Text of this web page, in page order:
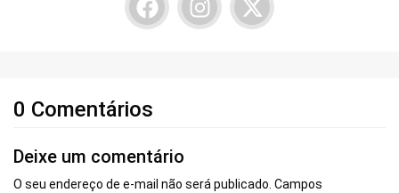
0 Comentários
Deixe um comentário
O seu endereço de e-mail não será publicado. Campos